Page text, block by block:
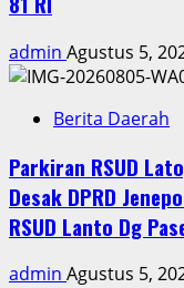
admin Agustus 5,
Berita Daerah
Parkiran RSUD
Desak DPRD
RSUD Lanto Dg
admin Agustus 5,